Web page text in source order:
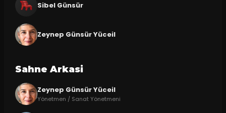
Sibel Günsür
Zeynep Günsür Yüceil
Sahne Arkasi
Zeynep Günsür Yüceil
Yönetmen / Sanat Yönetmeni